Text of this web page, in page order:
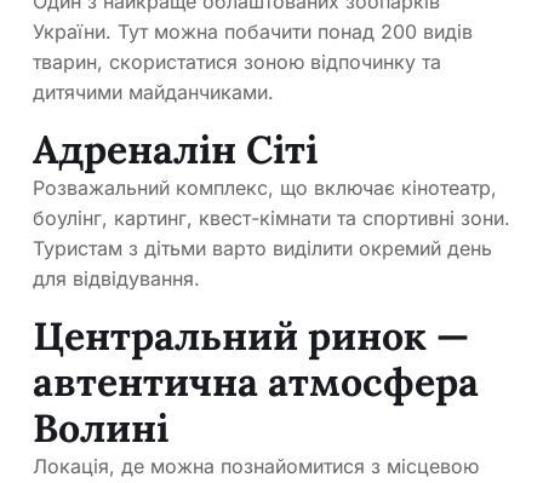
України. Тут можна побачити понад 200 видів
тварин, скористатися зоною відпочинку та
дитячими майданчиками.
Адреналін Сіті
Розважальний комплекс, що включає кінотеатр,
боулінг, картинг, квест-кімнати та спортивні зони.
Туристам з дітьми варто виділити окремий день
для відвідування.
Центральний ринок —
автентична атмосфера
Волині
Локація, де можна познайомитися з місцевою